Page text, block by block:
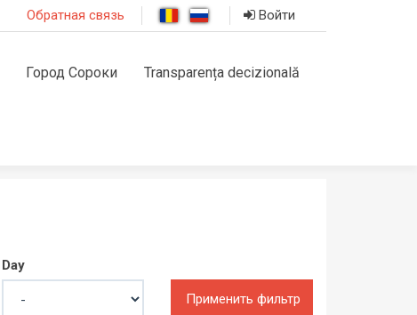
Обратная связь Войти
Город Сороки Transparența decizională
Day
Применить фильтр